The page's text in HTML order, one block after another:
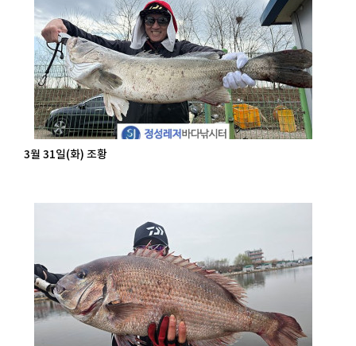
3월 31일(화) 조황